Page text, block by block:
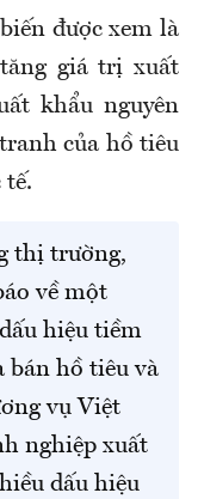
được xem là
giá trị xuất
khẩu nguyên
của hồ tiêu
thị trường,
về một
hiệu tiềm
bán hồ tiêu và
vụ Việt
nghiệp xuất
dấu hiệu